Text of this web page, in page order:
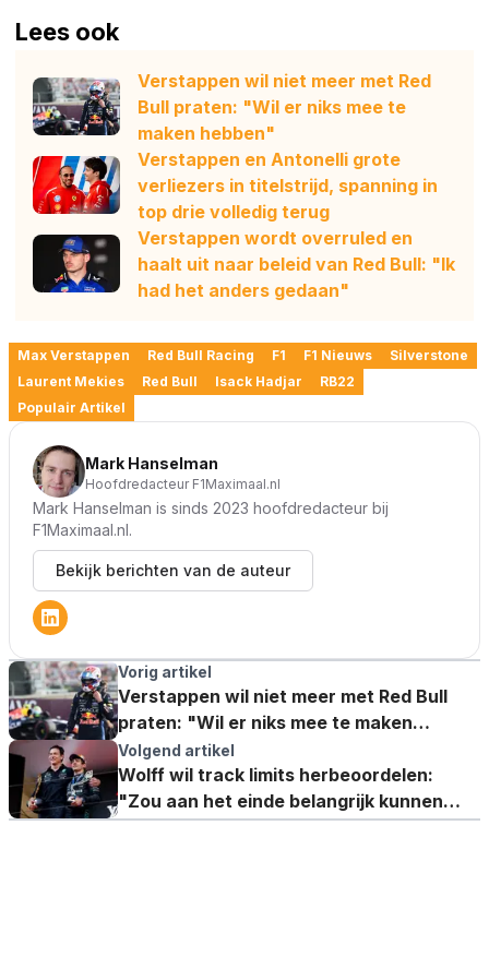
Lees ook
Verstappen wil niet meer met Red
Bull praten: "Wil er niks mee te
maken hebben"
Verstappen en Antonelli grote
verliezers in titelstrijd, spanning in
top drie volledig terug
Verstappen wordt overruled en
haalt uit naar beleid van Red Bull: "Ik
had het anders gedaan"
Max Verstappen Red Bull Racing F1 F1 Nieuws
Silverstone
Laurent Mekies
Red Bull Isack Hadjar
RB22
Populair Artikel
Mark Hanselman
Hoofdredacteur F1Maximaal.nl
Mark Hanselman is sinds 2023 hoofdredacteur bij
F1Maximaal.nl.
Bekijk berichten van de auteur
Vorig artikel
Verstappen wil niet meer met Red Bull
praten: "Wil er niks mee te maken
hebben"
Volgend artikel
Wolff wil track limits herbeoordelen:
"Zou aan het einde belangrijk kunnen
zijn"